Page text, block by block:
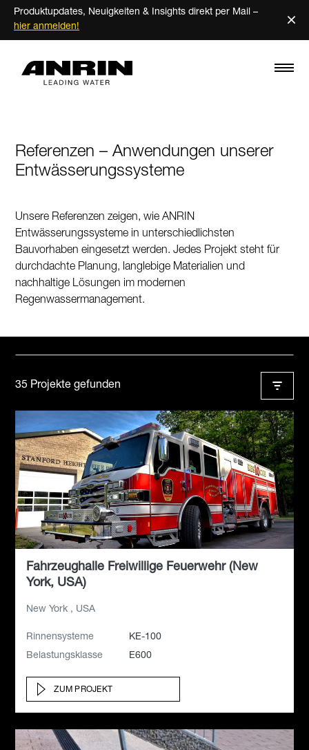
Produktupdates, Neuigkeiten & Insights direkt per Mail –
hier anmelden!
×
Referenzen – Anwendungen unserer
Entwässerungssysteme
Unsere Referenzen zeigen, wie ANRIN
Entwässerungssysteme in unterschiedlichsten
Bauvorhaben eingesetzt werden. Jedes Projekt steht für
durchdachte Planung, langlebige Materialien und
nachhaltige Lösungen im modernen
Regenwassermanagement.
35 Projekte gefunden
Fahrzeughalle Freiwillige Feuerwehr (New
York, USA)
New York , USA
Rinnensysteme
KE-100
Belastungsklasse
E600
ZUM PROJEKT